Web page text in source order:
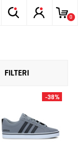
0
FILTERI
-38%